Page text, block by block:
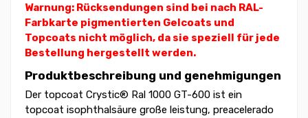
Warnung: Rücksendungen sind bei nach RAL-
Farbkarte pigmentierten Gelcoats und
Topcoats nicht möglich, da sie speziell für jede
Bestellung hergestellt werden.
Produktbeschreibung und genehmigungen
Der topcoat Crystic® Ral 1000 GT-600 ist ein
topcoat isophthalsäure große leistung, preacelerado